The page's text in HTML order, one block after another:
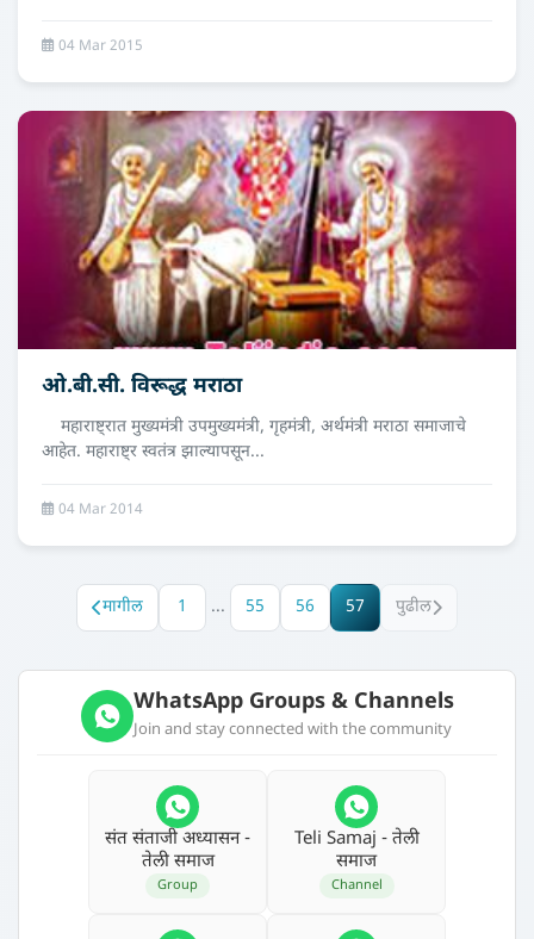
04 Mar 2015
ओ.बी.सी. विरूद्ध मराठा
महाराष्ट्रात मुख्यमंत्री उपमुख्यमंत्री, गृहमंत्री, अर्थमंत्री मराठा समाजाचे
आहेत. महाराष्ट्र स्वतंत्र झाल्यापसून...
04 Mar 2014
मागील 1 ... 55 56 57 पुढील
WhatsApp Groups & Channels
Join and stay connected with the community
संत संताजी अध्‍यासन -
तेली समाज
Group
Teli Samaj - तेली
समाज
Channel